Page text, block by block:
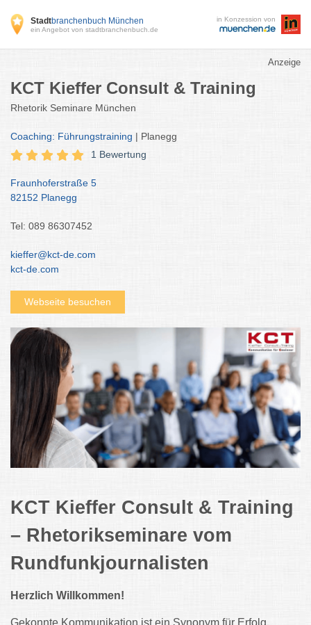
Stadtbranchenbuch München
ein Angebot von stadtbranchenbuch.de
in Konzession von
Anzeige
KCT Kieffer Consult & Training
Rhetorik Seminare München
Coaching: Führungstraining | Planegg
1 Bewertung
Fraunhoferstraße 5
82152 Planegg
Tel: 089 86307452
kieffer@kct-de.com
kct-de.com
Webseite besuchen
KCT Kieffer Consult & Training
– Rhetorikseminare vom
Rundfunkjournalisten
Herzlich Willkommen!
Gekonnte Kommunikation ist ein Synonym für Erfolg.